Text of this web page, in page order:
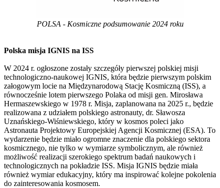
POLSA - Kosmiczne podsumowanie 2024 roku
Polska misja IGNIS na ISS
W 2024 r. ogłoszone zostały szczegóły pierwszej polskiej misji
technologiczno-naukowej IGNIS, która będzie pierwszym polskim
załogowym locie na Międzynarodową Stację Kosmiczną (ISS), a
równocześnie lotem pierwszego Polaka od misji gen. Mirosława
Hermaszewskiego w 1978 r. Misja, zaplanowana na 2025 r., będzie
realizowana z udziałem polskiego astronauty, dr. Sławosza
Uznańskiego-Wiśniewskiego, który w kosmos poleci jako
Astronauta Projektowy Europejskiej Agencji Kosmicznej (ESA). To
wydarzenie będzie miało ogromne znaczenie dla polskiego sektora
kosmicznego, nie tylko w wymiarze symbolicznym, ale również
możliwość realizacji szerokiego spektrum badań naukowych i
technologicznych na pokładzie ISS. Misja IGNIS będzie miała
również wymiar edukacyjny, który ma inspirować kolejne pokolenia
do zainteresowania kosmosem.